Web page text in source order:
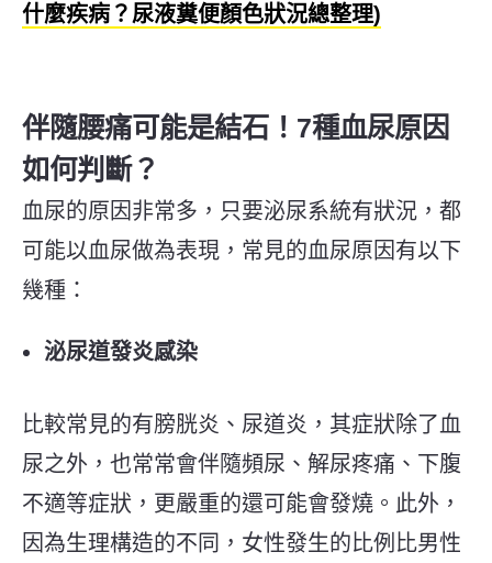
什麼疾病？尿液糞便顏色狀況總整理)
伴隨腰痛可能是結石！7種血尿原因
如何判斷？
血尿的原因非常多，只要泌尿系統有狀況， 都
可能以血尿做為表現，常見的血尿原因有以下
幾種：
泌尿道發炎感染
比較常見的有膀胱炎、尿道炎，其症狀除了血
尿之外，也常常會伴隨頻尿、解尿疼痛、下腹
不適等症狀，更嚴重的還可能會發燒。此外，
因為生理構造的不同，女性發生的比例比男性